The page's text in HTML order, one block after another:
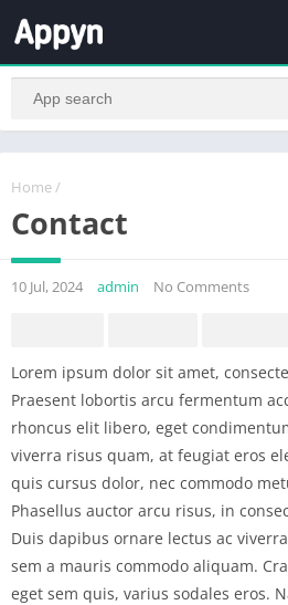
Home /
Contact
10 Jul, 2024 admin No Comments
Lorem ipsum dolor sit amet,
Praesent lobortis arcu fermentum
rhoncus elit libero, eget
viverra risus quam, at feugiat eros
quis cursus dolor, nec commodo
Phasellus auctor arcu risus, in
Duis dapibus ornare lectus ac
sem a mauris commodo aliquam.
eget sem quis, varius sodales eros.